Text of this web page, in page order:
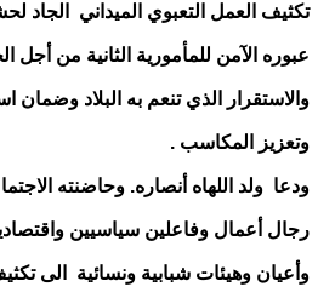
تكثيف العمل التعبوي الميداني الجاد
عبوره الآمن للمأمورية الثانية من أجل
والاستقرار الذي تنعم به البلاد وضمان
وتعزيز المكاسب .
ودعا ولد اللهاه أنصاره. وحاضنته
رجال أعمال وفاعلين سياسيين
وأعيان وهيئات شبابية ونسائية الى